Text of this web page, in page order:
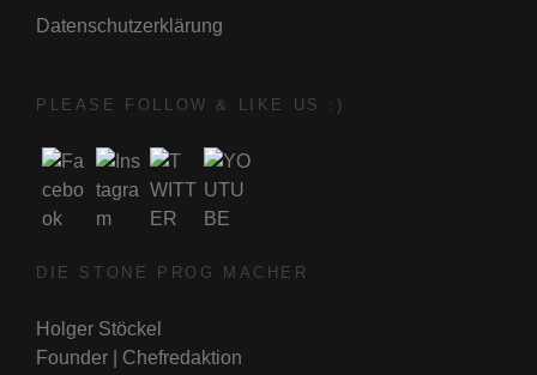
Datenschutzerklärung
PLEASE FOLLOW & LIKE US :)
DIE STONE PROG MACHER
Holger Stöckel
Founder | Chefredaktion